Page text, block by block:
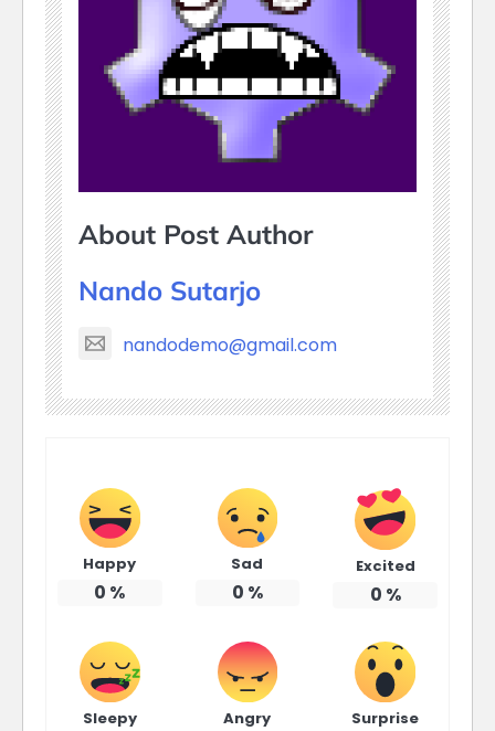
About Post Author
Nando Sutarjo
nandodemo@gmail.com
Happy
0 %
Sad
0 %
Excited
0 %
Sleepy Angry Surprise